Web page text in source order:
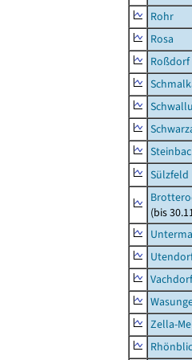
Rohr
Rosa
Roßdorf
Sülzfeld
(bis
Vachdorf
Zella-